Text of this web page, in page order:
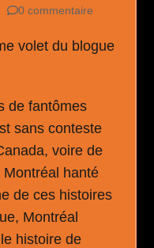
0 commentaire
volet du blogue
de fantômes
sans conteste
voire de
Montréal hanté
de ces histoires
Montréal
histoire de